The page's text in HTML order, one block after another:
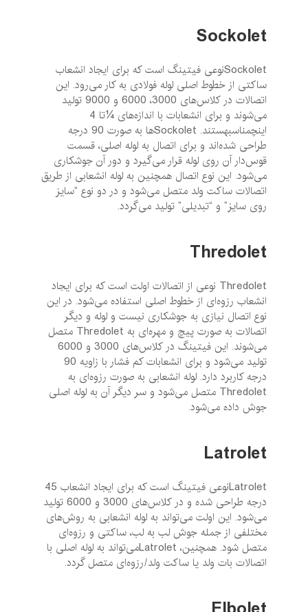
Sockolet
Sockoletنوعی فیتینگ است که برای ایجاد انشعاب
ساکتی از خطوط اصلی لوله فولادی به کار می‌رود. این
اتصالات در کلاس‌های 3000، 6000 و 9000 تولید
می‌شوند و برای انشعابات با اندازه‌های ¼تا 4
اینچمناسبهستند. Sockolet‌ها به صورت 90 درجه
طراحی شده‌اند و برای اتصال به لوله اصلی، قسمت
قوس‌دار آن روی لوله قرار می‌گیرد و دور آن جوشکاری
می‌شود. این نوع اتصال همچنین به لوله انشعابی از طریق
اتصالات ساکت ولد متصل می‌شود و در دو نوع “سایز
روی سایز” و “تبدیلی” تولید می‌گردد.
Thredolet
Thredolet نوعی از اتصالات اولت است که برای ایجاد
انشعاب رزوه‌ای از خطوط اصلی استفاده می‌شود. در این
نوع اتصال نیازی به جوشکاری نیست و لوله و دیگر
اتصالات به صورت پیچ و مهره‌ای به Thredolet متصل
می‌شوند. این فیتینگ در کلاس‌های 3000 و 6000
تولید می‌شود و برای انشعابات کم فشار با زاویه 90
درجه کاربرد دارد. لوله انشعابی به صورت رزوه‌ای به
Thredolet متصل می‌شود و سر دیگر آن به لوله اصلی
جوش داده می‌شود.
Latrolet
Latroletنوعی فیتینگ است که برای ایجاد انشعاب 45
درجه طراحی شده و در کلاس‌های 3000 و 6000 تولید
می‌شود. این اولت می‌تواند به لوله انشعابی به روش‌های
مختلفی از جمله جوش لب به لب، ساکتی و رزوه‌ای
متصل شود. همچنین، Latroletمی‌تواند به لوله اصلی با
اتصالات بات ولد یا ساکت ولد/رزوه‌ای متصل گردد.